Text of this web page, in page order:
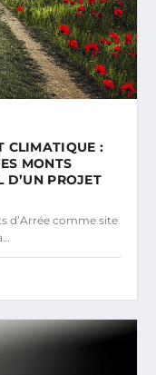
CLIMATIQUE :
MONTS
D’UN PROJET
d’Arrée comme site